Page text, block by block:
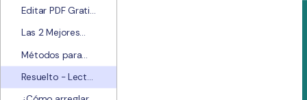
PDF
Editar PDF Gratis
para editar un
PDF
Las 2 Mejores
Cambiar el
Tamaño de un
Archivo PDF a
Métodos para
Optimizar
Archivos Pdf para
una Tableta
Resuelto - Lector
de PDF ha dejado